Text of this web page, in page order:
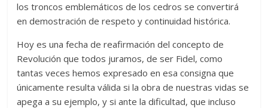
los troncos emblemáticos de los cedros se convertirá
en demostración de respeto y continuidad histórica.
Hoy es una fecha de reafirmación del concepto de
Revolución que todos juramos, de ser Fidel, como
tantas veces hemos expresado en esa consigna que
únicamente resulta válida si la obra de nuestras vidas se
apega a su ejemplo, y si ante la dificultad, que incluso